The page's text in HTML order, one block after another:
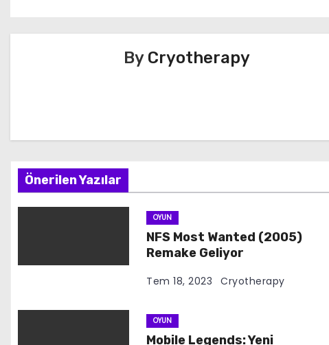
ı
n
m
s
By Cryotherapy
Önerilen Yazılar
OYUN
NFS Most Wanted (2005)
Remake Geliyor
Tem 18, 2023 Cryotherapy
OYUN
Mobile Legends: Yeni